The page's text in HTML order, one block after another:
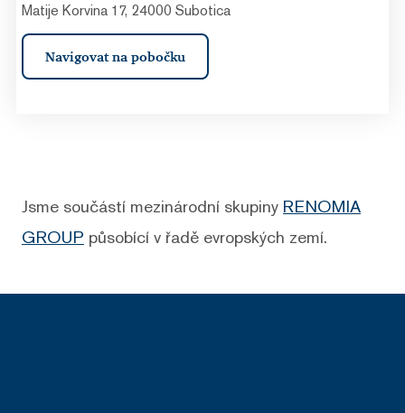
Matije Korvina 17, 24000 Subotica
Navigovat na pobočku
Jsme součástí mezinárodní skupiny RENOMIA
GROUP působící v řadě evropských zemí.